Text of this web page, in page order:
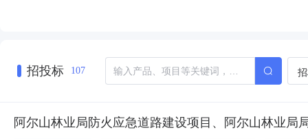
招投标 107
阿尔山林业局防火应急道路建设项目、阿尔山林业局